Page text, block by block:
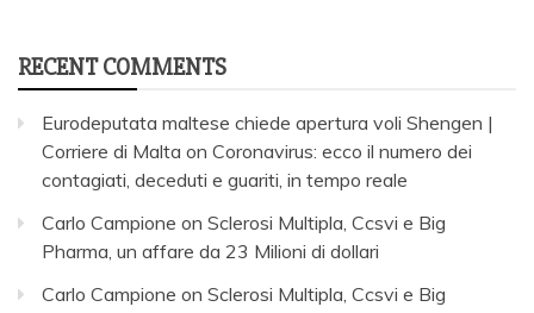
RECENT COMMENTS
Eurodeputata maltese chiede apertura voli Shengen |
Corriere di Malta on Coronavirus: ecco il numero dei
contagiati, deceduti e guariti, in tempo reale
Carlo Campione on Sclerosi Multipla, Ccsvi e Big
Pharma, un affare da 23 Milioni di dollari
Carlo Campione on Sclerosi Multipla, Ccsvi e Big